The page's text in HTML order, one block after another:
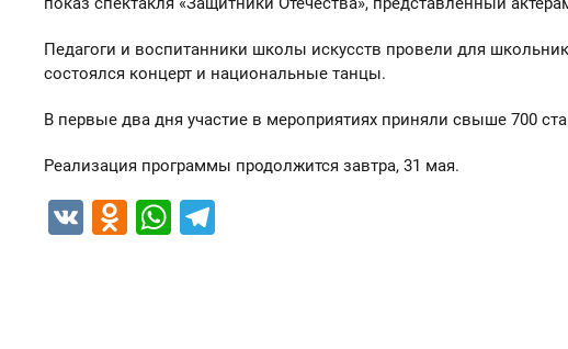
Педагоги и воспитанники школы искусств провели для
состоялся концерт и национальные танцы.
В первые два дня участие в мероприятиях приняли свыше 700
Реализация программы продолжится завтра, 31 мая.
VK Odnoklassniki
WhatsApp